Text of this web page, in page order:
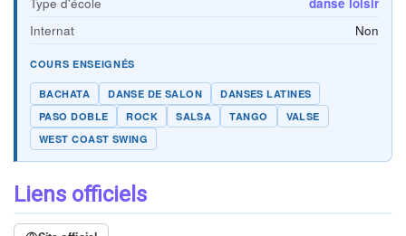
Internat
Non
COURS ENSEIGNÉS
BACHATA DANSE DE SALON
DANSES LATINES
PASO DOBLE
ROCK SALSA TANGO
VALSE
WEST COAST SWING
Liens officiels